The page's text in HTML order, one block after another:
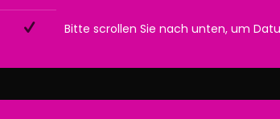
Bitte scrollen Sie nach unten, um